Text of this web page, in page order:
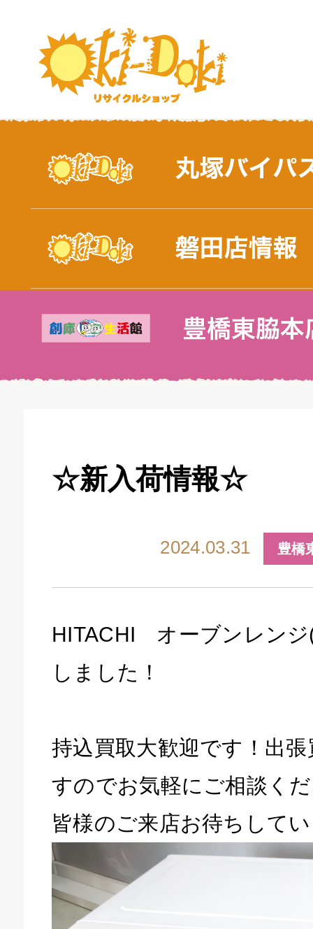
☆新入荷情報☆
2024.03.31 豊橋
HITACHI オーブンレンジ
しました！
持込買取大歓迎です！出
すのでお気軽にご相談く
皆様のご来店お待ちして
ドキ 磐田店